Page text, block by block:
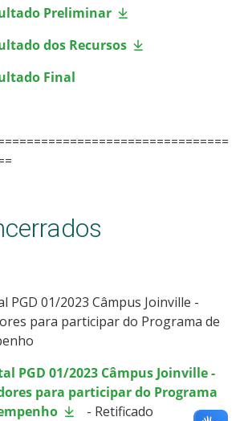
Preliminar
dos Recursos
Final
PGD 01/2023 Câmpus Joinville -
para participar do Programa de
PGD 01/2023 Câmpus Joinville -
para participar do Programa
- Retificado